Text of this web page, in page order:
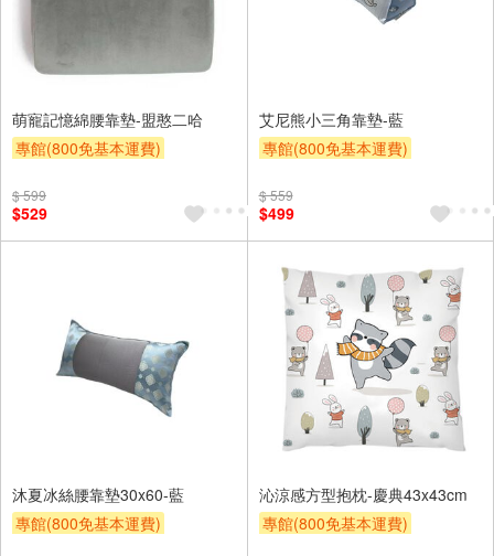
萌寵記憶綿腰靠墊-盟憨二哈
專館(800免基本運費)
$ 599
$529
艾尼熊小三角靠墊-藍
專館(800免基本運費)
$ 559
$499
沐夏冰絲腰靠墊30x60-藍
專館(800免基本運費)
沁涼感方型抱枕-慶典43x43cm
專館(800免基本運費)